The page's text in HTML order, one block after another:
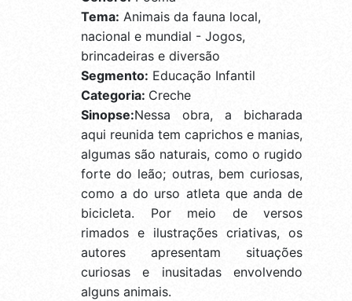
Tema: Animais da fauna local,
nacional e mundial - Jogos,
brincadeiras e diversão
Segmento: Educação Infantil
Categoria: Creche
Sinopse:Nessa obra, a bicharada
aqui reunida tem caprichos e manias,
algumas são naturais, como o rugido
forte do leão; outras, bem curiosas,
como a do urso atleta que anda de
bicicleta. Por meio de versos
rimados e ilustrações criativas, os
autores apresentam situações
curiosas e inusitadas envolvendo
alguns animais.